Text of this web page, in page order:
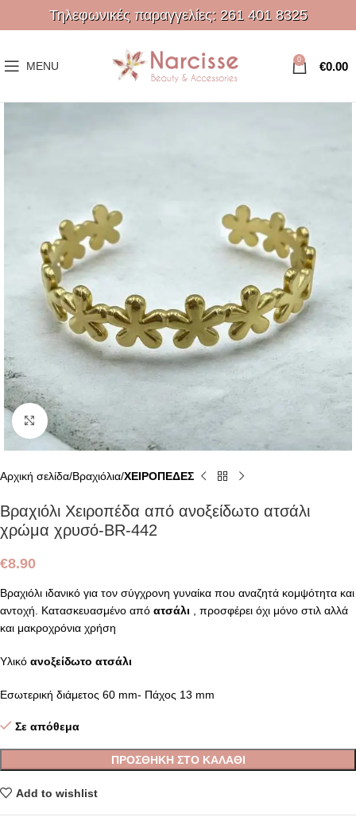
Τηλεφωνικές παραγγελίες: 261 401 8325
MENU 0 €0.00
Click to enlarge
Αρχική σελίδα Βραχιόλια ΧΕΙΡΟΠΕΔΕΣ
Βραχιόλι Χειροπέδα από ανοξείδωτο ατσάλι
χρώμα χρυσό-BR-442
€8.90
Βραχιόλι ιδανικό για τον σύγχρονη γυναίκα που αναζητά κομψότητα και
αντοχή. Κατασκευασμένο από ατσάλι
, προσφέρει όχι μόνο στιλ αλλά
και μακροχρόνια χρήση
Υλικό ανοξείδωτο ατσάλι
Εσωτερική διάμετος 60 mm- Πάχος 13 mm
Σε απόθεμα
ΠΡΟΣΘΉΚΗ ΣΤΟ ΚΑΛΆΘΙ
Add to wishlist